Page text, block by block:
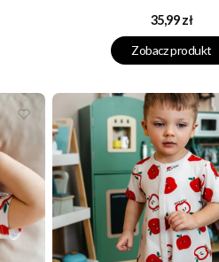
Cena
35,99 zł
Zobacz produkt